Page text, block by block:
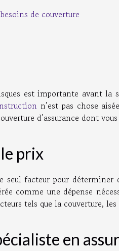
de couverture
est importante avant la
n’est pas chose
d’assurance dont
prix
facteur pour déterminer
comme une dépense
tels que la couverture,
en